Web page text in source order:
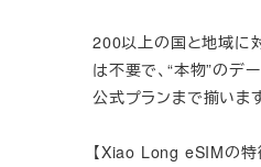
200以上の国と地域に
は不要で、“本物”のデ
公式プランまで揃います
【Xiao Long eSIMの特